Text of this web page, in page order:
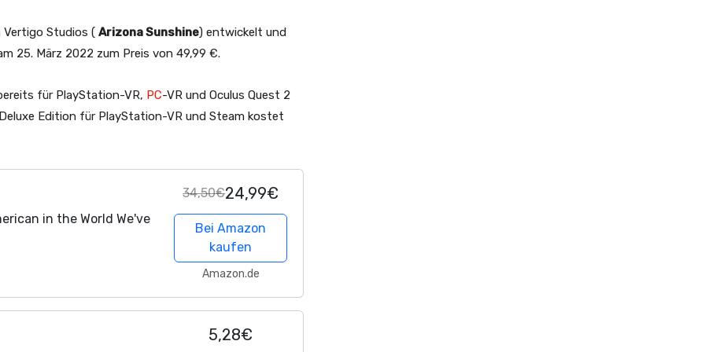
Vertigo Studios ( Arizona Sunshine) entwickelt und
25. März 2022 zum Preis von 49,99 €.
für PlayStation-VR, PC-VR und Oculus Quest 2
Edition für PlayStation-VR und Steam kostet
in the World We've
34,50€24,99€
Bei Amazon
kaufen
Amazon.de
5,28€